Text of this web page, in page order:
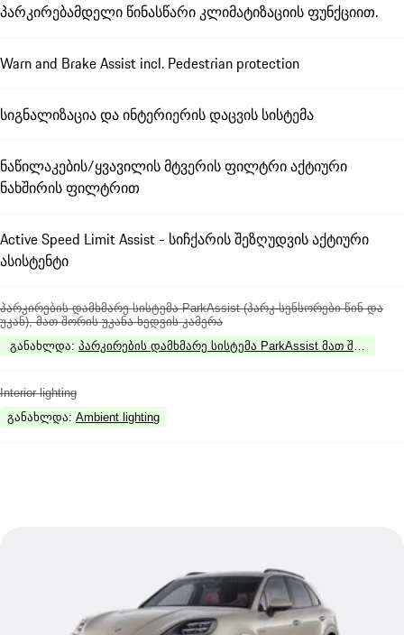
პარკირებამდელი წინასწარი კლიმატიზაციის ფუნქციით.
Warn and Brake Assist incl. Pedestrian protection
სიგნალიზაცია და ინტერიერის დაცვის სისტემა
ნაწილაკების/ყვავილის მტვერის ფილტრი აქტიური
ნახშირის ფილტრით
Active Speed Limit Assist - სიჩქარის შეზღუდვის აქტიური
ასისტენტი
პარკირების დამხმარე სისტემა ParkAssist (პარკ-სენსორები წინ და
უკან), მათ შორის უკანა ხედვის კამერა
განახლდა: პარკირების დამხმარე სისტემა ParkAssist მათ შორის
Interior lighting
განახლდა: Ambient lighting